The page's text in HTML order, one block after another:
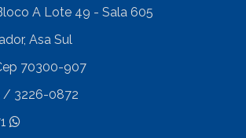
A Lote 49 - Sala 605
Asa Sul
70300-907
/ 3226-0872